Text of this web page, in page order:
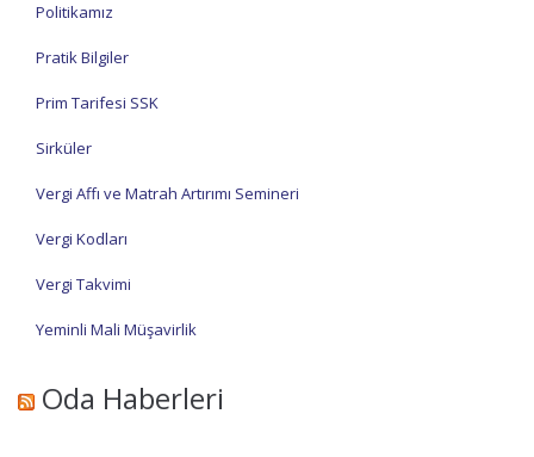
Politikamız
Pratik Bilgiler
Prim Tarifesi SSK
Sirküler
Vergi Affı ve Matrah Artırımı Semineri
Vergi Kodları
Vergi Takvimi
Yeminli Mali Müşavirlik
Oda Haberleri